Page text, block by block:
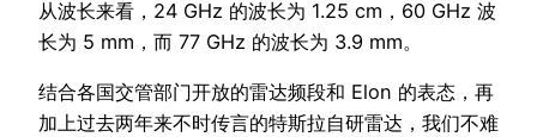
从波长来看，24 GHz 的波长为 1.25 cm，60 GHz 波
长为 5 mm，而 77 GHz 的波长为 3.9 mm。
结合各国交管部门开放的雷达频段和 Elon 的表态，再
加上过去两年来不时传言的特斯拉自研雷达，我们不难